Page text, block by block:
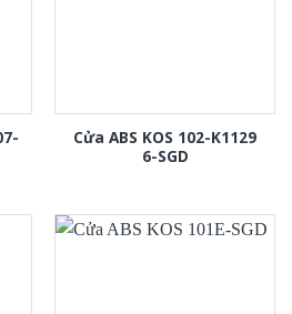
Cửa ABS KOS 102-K1129
6-SGD